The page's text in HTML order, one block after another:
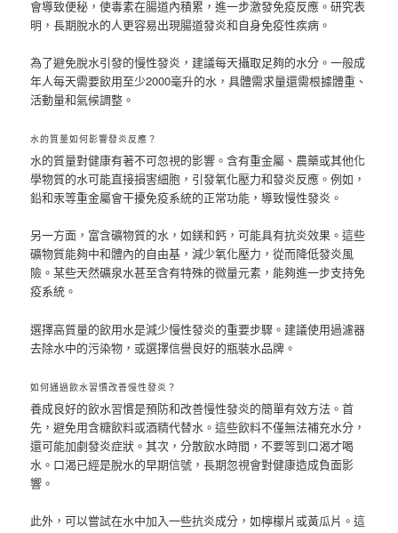
會導致便秘，使毒素在腸道內積累，進一步激發免疫反應。研究表
明，長期脫水的人更容易出現腸道發炎和自身免疫性疾病。
為了避免脫水引發的慢性發炎，建議每天攝取足夠的水分。一般成
年人每天需要飲用至少2000毫升的水，具體需求量還需根據體重、
活動量和氣候調整。
水的質量如何影響發炎反應？
水的質量對健康有著不可忽視的影響。含有重金屬、農藥或其他化
學物質的水可能直接損害細胞，引發氧化壓力和發炎反應。例如，
鉛和汞等重金屬會干擾免疫系統的正常功能，導致慢性發炎。
另一方面，富含礦物質的水，如鎂和鈣，可能具有抗炎效果。這些
礦物質能夠中和體內的自由基，減少氧化壓力，從而降低發炎風
險。某些天然礦泉水甚至含有特殊的微量元素，能夠進一步支持免
疫系統。
選擇高質量的飲用水是減少慢性發炎的重要步驟。建議使用過濾器
去除水中的污染物，或選擇信譽良好的瓶裝水品牌。
如何通過飲水習慣改善慢性發炎？
養成良好的飲水習慣是預防和改善慢性發炎的簡單有效方法。首
先，避免用含糖飲料或酒精代替水。這些飲料不僅無法補充水分，
還可能加劇發炎症狀。其次，分散飲水時間，不要等到口渴才喝
水。口渴已經是脫水的早期信號，長期忽視會對健康造成負面影
響。
此外，可以嘗試在水中加入一些抗炎成分，如檸檬片或黃瓜片。這